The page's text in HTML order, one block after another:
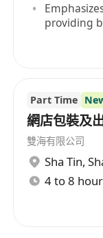
providing
Part Time
網店包裝及
雙海有限公司
Sha Tin,
4 to 8